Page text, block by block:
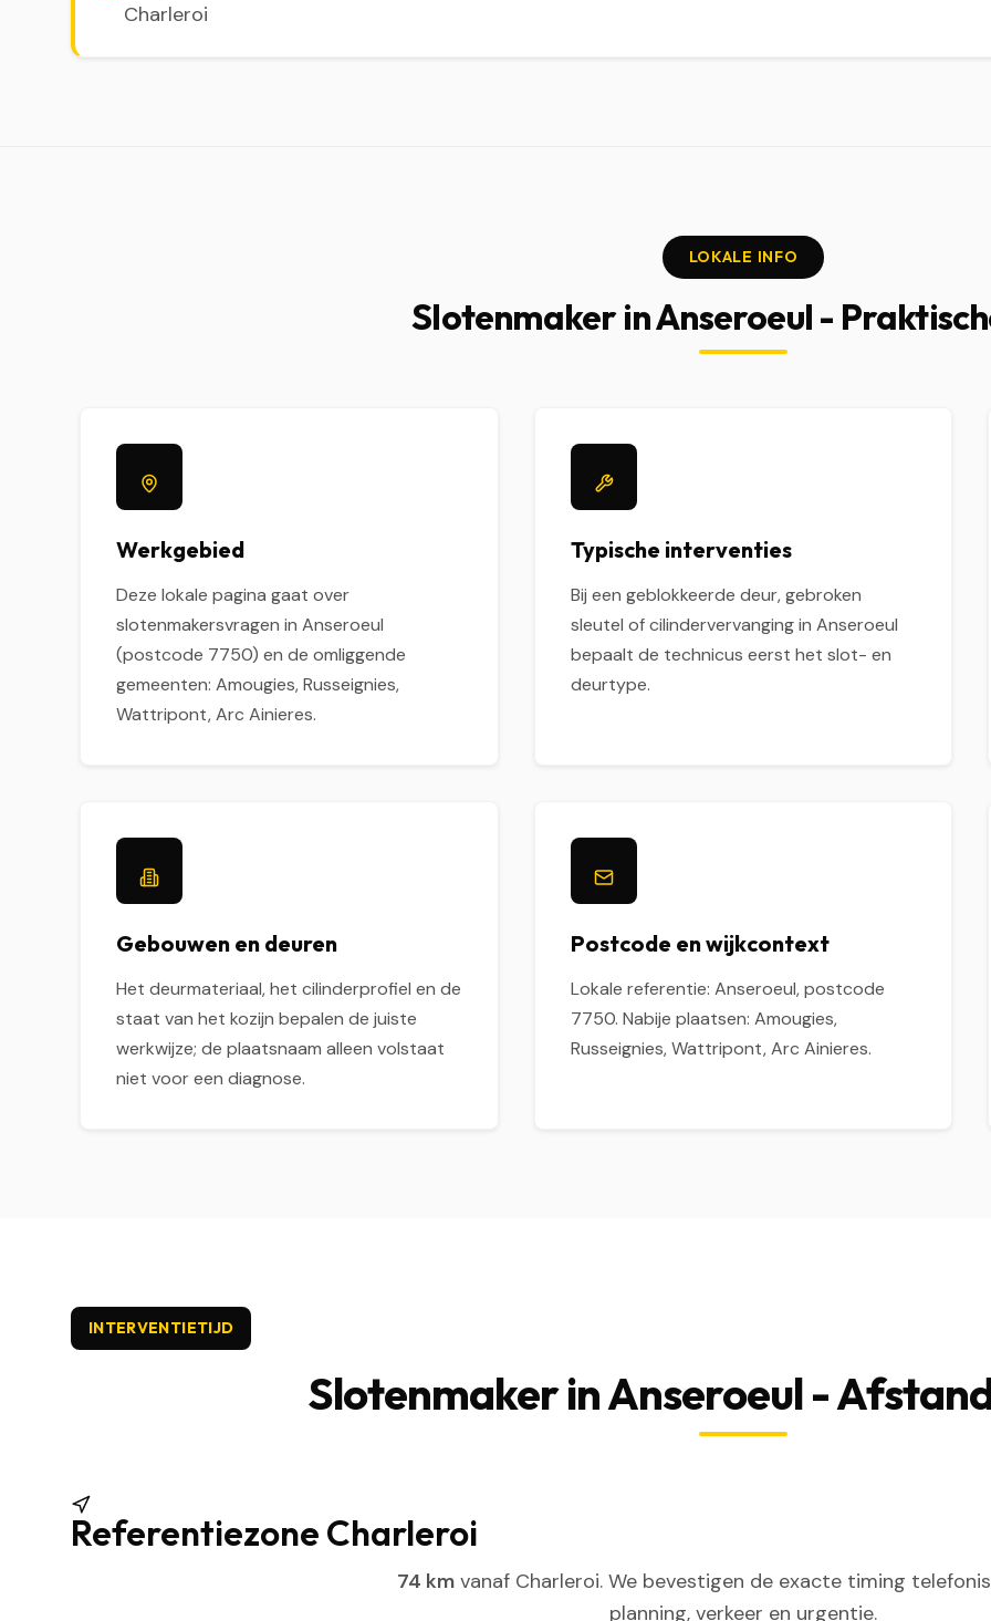
Charleroi
LOKALE INFO
Slotenmaker in Anseroeul -
Werkgebied
Deze lokale pagina gaat over
slotenmakersvragen in Anseroeul
(postcode 7750) en de omliggende
gemeenten: Amougies, Russeignies,
Wattripont, Arc Ainieres.
Typische interventies
Bij een geblokkeerde deur, gebroken
sleutel of cilindervervanging in Anseroeul
bepaalt de technicus eerst het slot- en
deurtype.
Gebouwen en deuren
Het deurmateriaal, het cilinderprofiel en de
staat van het kozijn bepalen de juiste
werkwijze; de plaatsnaam alleen volstaat
niet voor een diagnose.
Postcode en wijkcontext
Lokale referentie: Anseroeul, postcode
7750. Nabije plaatsen: Amougies,
Russeignies, Wattripont, Arc Ainieres.
INTERVENTIETIJD
Slotenmaker in Anseroeul -
Referentiezone Charleroi
74 km vanaf Charleroi. We bevestigen de exacte timing
planning, verkeer en urgentie.